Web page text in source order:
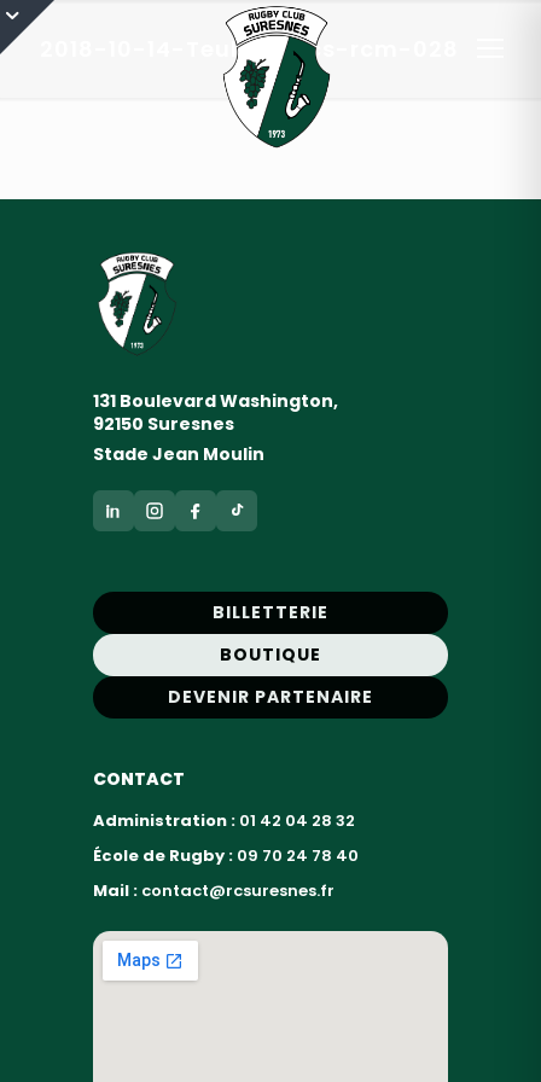
2018-10-14-Teulière-rcs-rcm-028
131 Boulevard Washington,
92150 Suresnes
Stade Jean Moulin
BILLETTERIE
BOUTIQUE
DEVENIR PARTENAIRE
CONTACT
Administration : 01 42 04 28 32
École de Rugby : 09 70 24 78 40
Mail : contact@rcsuresnes.fr